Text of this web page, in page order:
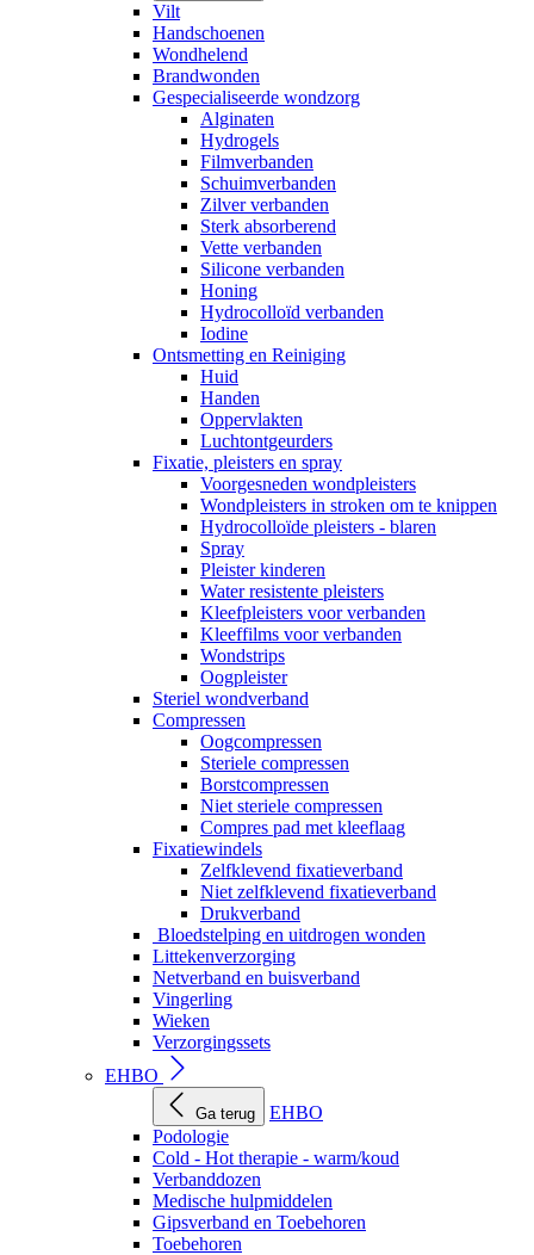
Vilt
Handschoenen
Wondhelend
Brandwonden
Gespecialiseerde wondzorg
Alginaten
Hydrogels
Filmverbanden
Schuimverbanden
Zilver verbanden
Sterk absorberend
Vette verbanden
Silicone verbanden
Honing
Hydrocolloïd verbanden
Iodine
Ontsmetting en Reiniging
Huid
Handen
Oppervlakten
Luchtontgeurders
Fixatie, pleisters en spray
Voorgesneden wondpleisters
Wondpleisters in stroken om te knippen
Hydrocolloïde pleisters - blaren
Spray
Pleister kinderen
Water resistente pleisters
Kleefpleisters voor verbanden
Kleeffilms voor verbanden
Wondstrips
Oogpleister
Steriel wondverband
Compressen
Oogcompressen
Steriele compressen
Borstcompressen
Niet steriele compressen
Compres pad met kleeflaag
Fixatiewindels
Zelfklevend fixatieverband
Niet zelfklevend fixatieverband
Drukverband
Bloedstelping en uitdrogen wonden
Littekenverzorging
Netverband en buisverband
Vingerling
Wieken
Verzorgingssets
EHBO
Ga terug
EHBO
Podologie
Cold - Hot therapie - warm/koud
Verbanddozen
Medische hulpmiddelen
Gipsverband en Toebehoren
Toebehoren